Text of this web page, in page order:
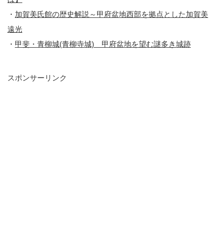
・ 加賀美氏館の歴史解説～甲府盆地西部を拠点とした加賀美
遠光
・ 甲斐・青柳城(青柳寺城) 甲府盆地を望む謎多き城跡
スポンサーリンク